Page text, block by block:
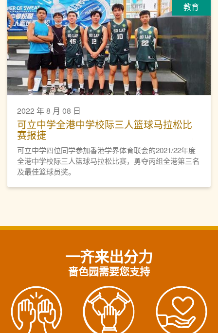
教育
2022 年 8 月 08 日
可立中学全港中学校际三人篮球马拉松比
赛报捷
可立中学四位同学参加香港学界体育联会的2021/22年度
全港中学校际三人篮球马拉松比赛，勇夺丙组全港第三名
及最佳篮球员奖。
一齐来出分力
啬色园需要您支持